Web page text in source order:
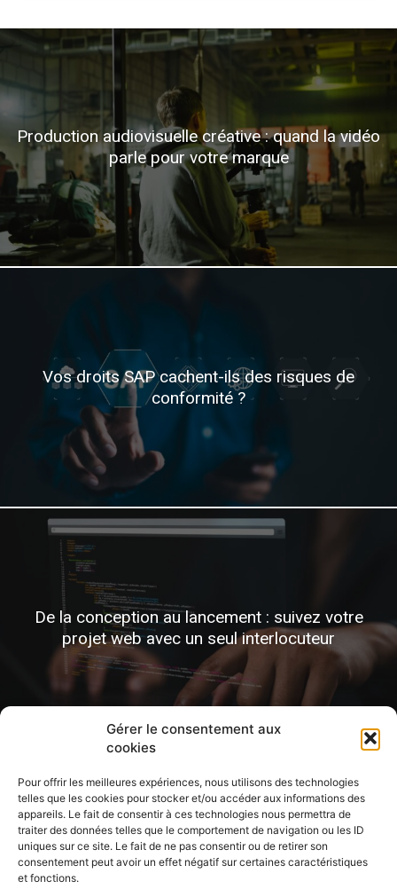
Gérer le consentement aux
cookies
Pour offrir les meilleures expériences, nous utilisons des technologies
telles que les cookies pour stocker et/ou accéder aux informations des
appareils. Le fait de consentir à ces technologies nous permettra de
traiter des données telles que le comportement de navigation ou les ID
uniques sur ce site. Le fait de ne pas consentir ou de retirer son
consentement peut avoir un effet négatif sur certaines caractéristiques
et fonctions.
Production audiovisuelle créative : quand la vidéo
parle pour votre marque
Vos droits SAP cachent-ils des risques de
conformité ?
De la conception au lancement : suivez votre
projet web avec un seul interlocuteur